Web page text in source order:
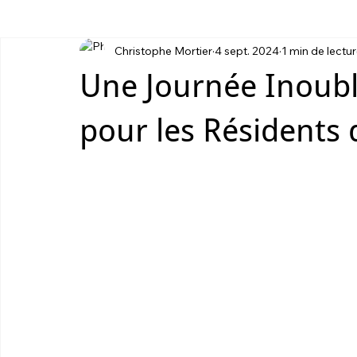
Appuiloge AppuiSolidarités CHRS
Une Journée
pour les Résidents
Christophe Mortier4 sept. 2024 1 min de